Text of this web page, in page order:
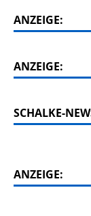
ANZEIGE:
ANZEIGE:
SCHALKE-
ANZEIGE: